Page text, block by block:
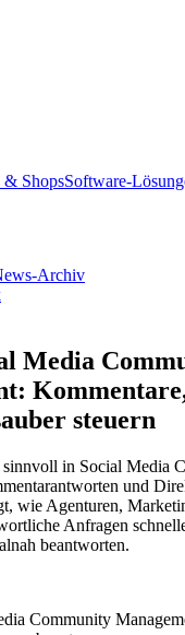
& ShopsSoftware-
Archiv
Media
steuern
in Social Media
und
wie Agenturen,
Anfragen
beantworten.